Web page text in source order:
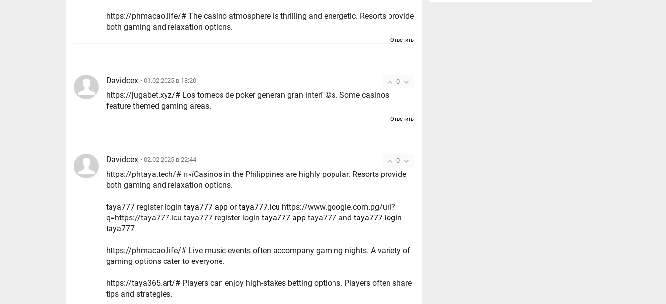
https://phmacao.life/# The casino atmosphere is thrilling and energetic. Resorts provide
both gaming and relaxation options.
Ответить
0
Davidcex • 01.02.2025 в 18:20
https://jugabet.xyz/# Los torneos de poker generan gran interГ©s. Some casinos
feature themed gaming areas.
Ответить
0
Davidcex • 02.02.2025 в 22:44
https://phtaya.tech/# п»їCasinos in the Philippines are highly popular. Resorts provide
both gaming and relaxation options.
taya777 register logintaya777 app ortaya777.icu
q=https://taya777.icu taya777 register logintaya777 app taya777 andtaya777 login
taya777
https://phmacao.life/# Live music events often accompany gaming nights. A variety of
gaming options cater to everyone.
https://taya365.art/# Players can enjoy high-stakes betting options. Players often share
tips and strategies.